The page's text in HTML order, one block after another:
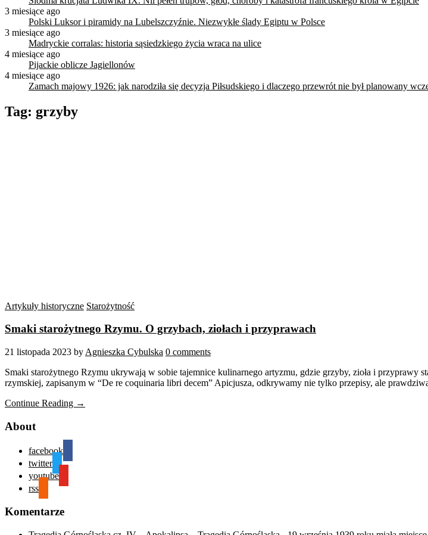
3 miesiące ago
Polski Luksor i piramidy na Lubelszczyźnie. Niezwykłe ślady Egiptu w Polsce
3 miesiące ago
Madryckie corralas: historia sąsiedzkiego życia wraca na ulice
4 miesiące ago
Pijackie oblicze Jagiellonów
4 miesiące ago
Zamach majowy 1926: jak narodziła się decyzja Piłsudskiego i dlaczego przewrót nie był planowany
Tag: grzyby
Artykuły historyczne Starożytność
Smaki starożytnego Rzymu. O grzybach, ziołach i przyprawach
21 listopada 2023 by Agnieszka Cybulska 0 comments
Smaki starożytnego Rzymu ukrywają w sobie tajemnice kulinarnego artyzmu, gdzie grzyby, zioła i przyprawy
rzymskiej, zapisanym w “De re coquinaria libri decem” Apicjusza, odkrywamy nie tylko przepisy, ale
Continue Reading →
About
facebook
twitter
youtube
rss
Komentarze